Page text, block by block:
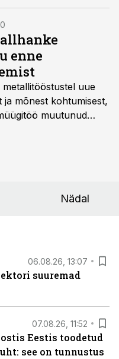
enne
metallitööstustel uue
ja mõnest kohtumisest,
muutunud
Nädal
06.08.26, 13:07
suuremad
07.08.26, 11:52
Eestis toodetud
see on tunnustus